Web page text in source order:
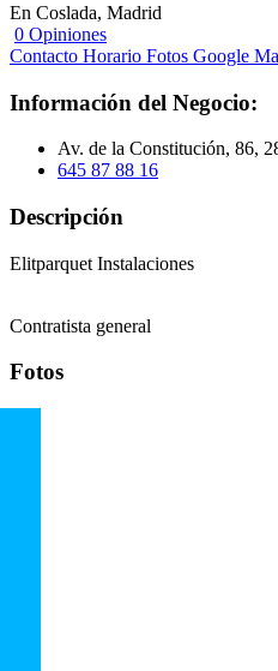
En Coslada, Madrid
0 Opiniones
Contacto Horario Fotos Google
Información del Negocio:
Av. de la Constitución, 86,
645 87 88 16
Descripción
Elitparquet Instalaciones
Contratista general
Fotos